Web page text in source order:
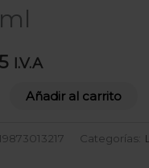
I.V.A
Añadir al carrito
Categorías: